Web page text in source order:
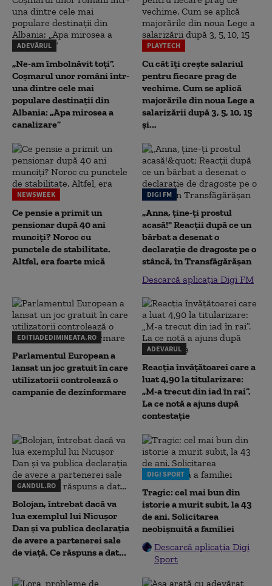
ADEVĂRUL
„Ne-am îmbolnăvit toți”.
Coșmarul unor români într-
una dintre cele mai
populare destinații din
Albania: „Apa mirosea a
canalizare”
PLAYTECH
Cu cât îți crește salariul
pentru fiecare prag de
vechime. Cum se aplică
majorările din noua Lege a
salarizării după 3, 5, 10, 15
și...
NEWSWEEK
Ce pensie a primit un
pensionar după 40 ani
munciți? Noroc cu
punctele de stabilitate.
Altfel, era foarte mică
DIGI FM
„Anna, ţine-ţi prostul
acasă!" Reacţii după ce un
bărbat a desenat o
declaraţie de dragoste pe o
stâncă, în Transfăgărăşan
Descarcă aplicația Digi FM
EDITIADEDIMINEATA.RO
Parlamentul European a
lansat un joc gratuit în care
utilizatorii controlează o
campanie de dezinformare
ADEVARUL
Reacția învățătoarei care a
luat 4,90 la titularizare:
„M-a trecut din iad în rai”.
La ce notă a ajuns după
contestație
GANDUL.RO
Bolojan, întrebat dacă va
lua exemplul lui Nicușor
Dan și va publica declarația
de avere a partenerei sale
de viață. Ce răspuns a dat...
DIGI SPORT
Tragic: cel mai bun din
istorie a murit subit, la 43
de ani. Solicitarea
neobișnuită a familiei
Descarcă aplicația Digi
Sport